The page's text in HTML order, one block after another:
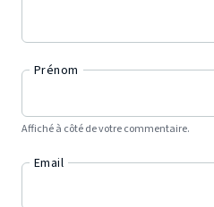
Prénom
Affiché à côté de votre commentaire.
Email